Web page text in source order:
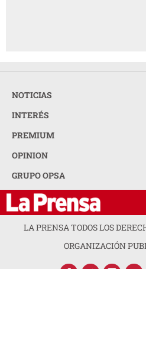
NOTICIAS
INTERÉS
PREMIUM
OPINION
GRUPO OPSA
LA PRENSA TODOS LOS
ORGANIZACIÓN